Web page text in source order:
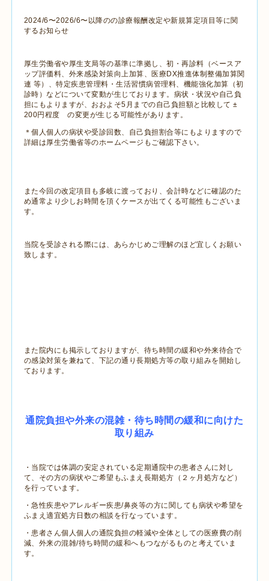
2024/6〜2026/6〜以降のの診療報酬改定や新規算定項目等に関
するお知らせ
厚生労働省や厚生支局等の基準に準拠し、初・再診料（ベースア
ップ評価料、外来感染対策向上加算、医療DX推進体制整備加算関
連 等）、特定疾患管理料・生活習慣病管理料、機能強化加算（初
診時）などについて変動が生じております。病状・状況や自己負
担にもよりますが、おおよそ5月までの自己負担額と比較して ±
200円程度 の変更が生じる可能性があります。
＊個人個人の病状や受診回数、自己負担割合等にもよりますので
詳細は厚生労働省等のホームページもご確認下さい。
また今回の改定項目も多岐に渡っており、会計時などに確認のた
め通常より少しお時間を頂くケースが出てくる可能性もございま
す。
当院を受診される際には、あらかじめご理解のほど宜しくお願い
致します。
また院内にも掲示しておりますが、待ち時間の緩和や外来待合で
の感染対策を兼ねて、下記の通り長期処方等の取り組みを開始し
ております。
通院負担や外来の混雑・待ち時間の緩和に向けた
取り組み
・当院では体調の安定されている定期通院中の患者さんに対し
て、その方の病状やご希望もふまえ長期処方（２ヶ月処方など）
を行っています。
・急性疾患やアレルギー疾患/鼻炎等の方に関しても病状や希望を
ふまえ適宜処方日数の相談を行なっています。
・患者さん個人個人の通院負担の軽減や全体としての医療費の削
減、外来の混雑/待ち時間の緩和へもつながるものと考えていま
す。